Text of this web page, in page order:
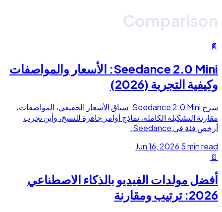
Comparison
📄
Seedance 2.0 Mini: الأسعار والمواصفات
وكيفية التجربة (2026)
شرح Seedance 2.0 Mini: سياق الأسعار الحقيقي، المواصفات،
مقارنة التشكيلة الكاملة، نماذج أوامر جاهزة للنسخ، وأين تجرب
أرخص فئة في Seedance.
Jun 16, 2026 5 min read
📄
أفضل مولدات الفيديو بالذكاء الاصطناعي
2026: ترتيب ومقارنة